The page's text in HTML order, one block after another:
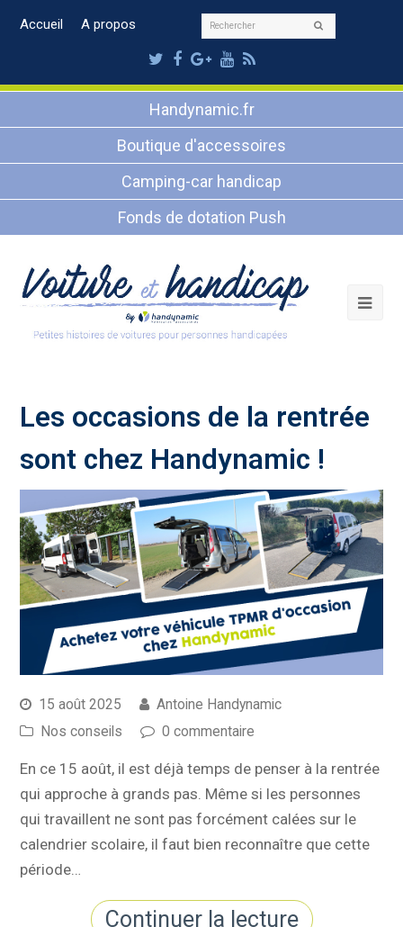
Accueil A propos Rechercher
Twitter
Facebook
Google
Plus
Youtube
RSS
Handynamic.fr
Boutique d'accessoires
Camping-car handicap
Fonds de dotation Push
Les occasions de la rentrée
sont chez Handynamic !
15 août 2025
Antoine Handynamic
Nos conseils
0 commentaire
En ce 15 août, il est déjà temps de penser à la rentrée
qui approche à grands pas. Même si les personnes
qui travaillent ne sont pas forcément calées sur le
calendrier scolaire, il faut bien reconnaître que cette
période…
Continuer la lecture